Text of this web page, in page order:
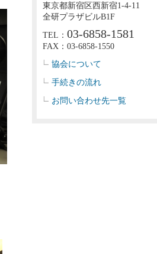
東京都新宿区西新宿1-4-11
全研プラザビルB1F
TEL：03-6858-1581
FAX：03-6858-1550
協会について
手続きの流れ
お問い合わせ先一覧